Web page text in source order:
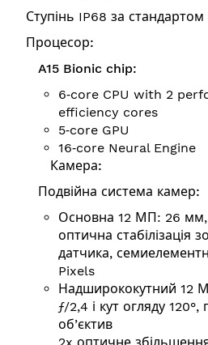
Ступінь IP68 за
Процесор:
A15 Bionic chip:
6‑core CPU with 2
efficiency cores
5‑core GPU
16‑core Neural Engine
Камера:
Подвійна система камер:
Основна 12 МП: 26 мм,
оптична стабілізація
датчика,
Pixels
Надширококутний 12
ƒ/2,4 і кут огляду
об’єктив
2x оптичне